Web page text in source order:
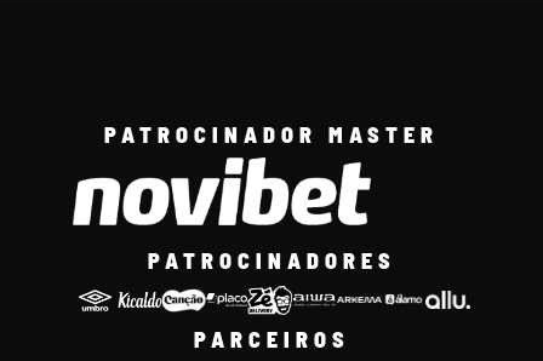
PATROCINADOR MASTER
PATROCINADORES
PARCEIROS